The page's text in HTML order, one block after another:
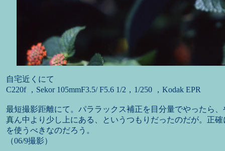
自宅近くにて
C220f ，Sekor 105mmF3.5/ F5.6 1/2，1/250 ，Kodak EPR
最短撮影距離にて。パララックス補正を目分量でやったら
真ん中より少し上にある、というつもりだったのだが。正
を使うべきなのだろう。
（06/9撮影）